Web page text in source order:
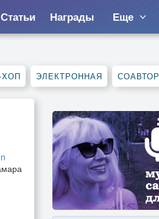
Статьи Награды Еще
ХОП ЭЛЕКТРОННАЯ